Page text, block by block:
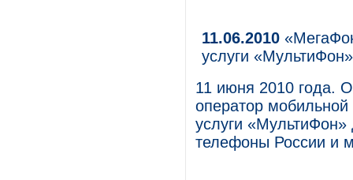
11.06.2010
услуги «МультиФон»
11 июня 2010 года.
оператор
услуги
телефоны России и